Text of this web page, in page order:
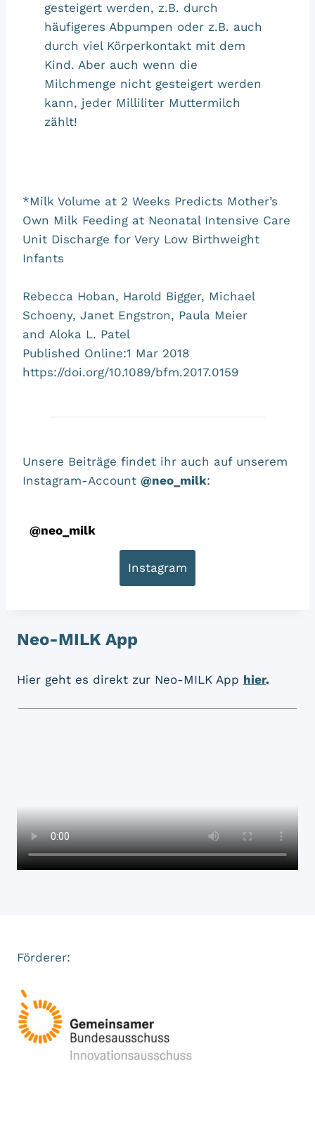
gesteigert werden, z.B. durch
häufigeres Abpumpen oder z.B. auch
durch viel Körperkontakt mit dem
Kind. Aber auch wenn die
Milchmenge nicht gesteigert werden
kann, jeder Milliliter Muttermilch
zählt!
*Milk Volume at 2 Weeks Predicts Mother’s
Own Milk Feeding at Neonatal Intensive Care
Unit Discharge for Very Low Birthweight
Infants
Rebecca Hoban, Harold Bigger, Michael
Schoeny, Janet Engstron, Paula Meier
and Aloka L. Patel
Published Online:1 Mar 2018
https://doi.org/10.1089/bfm.2017.0159
Unsere Beiträge findet ihr auch auf unserem
Instagram-Account @neo_milk:
@neo_milk
Instagram
Neo-MILK App
Hier geht es direkt zur Neo-MILK App hier.
Förderer: